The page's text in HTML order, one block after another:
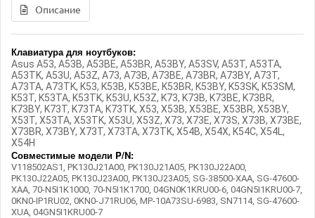
Описание
Клавиатура для ноутбуков:
Asus A53, A53B, A53BE, A53BR, A53BY, A53SV, A53T, A53TA,
A53TK, A53U, A53Z, A73, A73B, A73BE, A73BR, A73BY, A73T,
A73TA, A73TK, K53, K53B, K53BE, K53BR, K53BY, K53SK, K53SM,
K53T, K53TA, K53TK, K53U, K53Z, K73, K73B, K73BE, K73BR,
K73BY, K73T, K73TA, K73TK, X53, X53B, X53BE, X53BR, X53BY,
X53T, X53TA, X53TK, X53U, X53Z, X73, X73E, X73S, X73B, X73BE,
X73BR, X73BY, X73T, X73TA, X73TK, X54B, X54X, K54C, X54L,
X54H
Совместимые модели P/N:
V118502AS1, PK130J21A00, PK130J21A05, PK130J22A00,
PK130J22A05, PK130J23A00, PK130J23A05, SG-38500-XAA, SG-47600-
XAA, 70-N5I1K1000, 70-N5I1K1700, 04GN0K1KRU00-6, 04GN5I1KRU00-7,
0KN0-IP1RU02, 0KN0-J71RU06, MP-10A73SU-6983, SN7114, SG-47600-
XUA, 04GN5I1KRU00-7